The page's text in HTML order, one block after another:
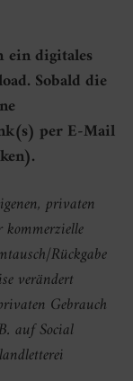
ein digitales
Sobald die
per E-Mail
privaten
Rückgabe
verändert
Gebrauch
auf Social